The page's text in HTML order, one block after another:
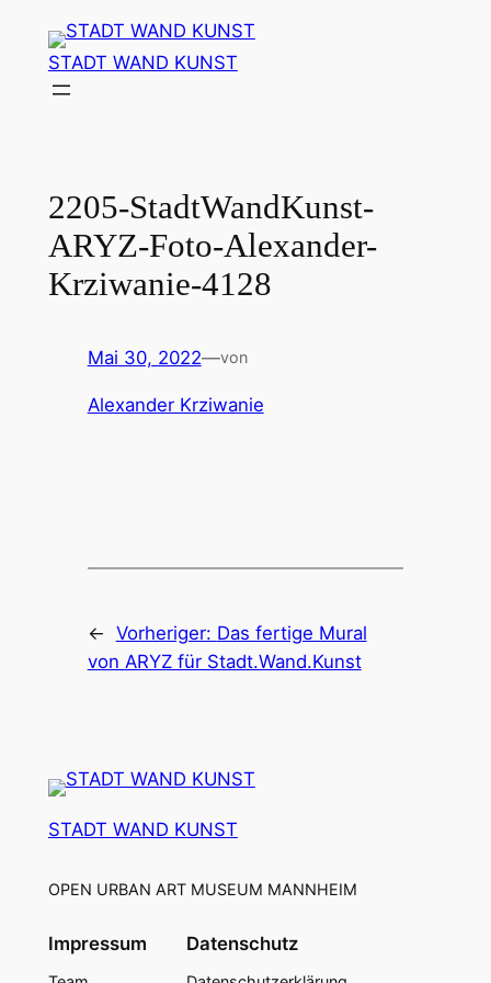
Inhalt
springen
STADT WAND KUNST
2205-StadtWandKunst-
ARYZ-Foto-Alexander-
Krziwanie-4128
Mai 30, 2022—von
Alexander Krziwanie
← Vorheriger: Das fertige Mural
von ARYZ für Stadt.Wand.Kunst
STADT WAND KUNST
OPEN URBAN ART MUSEUM MANNHEIM
Impressum Datenschutz